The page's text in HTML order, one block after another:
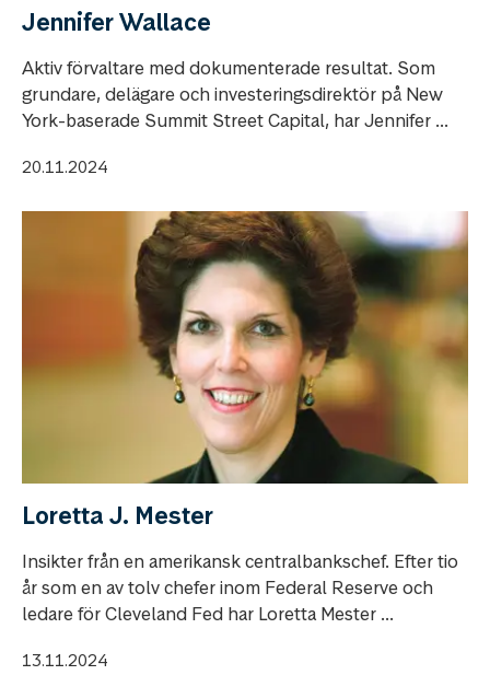
Jennifer Wallace
Aktiv förvaltare med dokumenterade resultat. Som
grundare, delägare och investeringsdirektör på New
York-baserade Summit Street Capital, har Jennifer ...
20.11.2024
Loretta J. Mester
Insikter från en amerikansk centralbankschef. Efter tio
år som en av tolv chefer inom Federal Reserve och
ledare för Cleveland Fed har Loretta Mester ...
13.11.2024